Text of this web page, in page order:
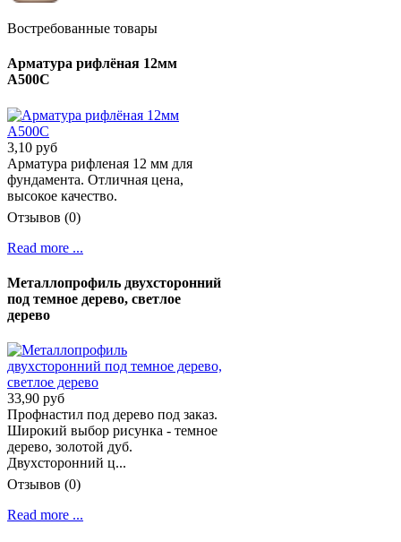
Востребованные товары
Арматура рифлёная 12мм
А500С
3,10 руб
Арматура рифленая 12 мм для
фундамента. Отличная цена,
высокое качество.
Отзывов (0)
Read more ...
Металлопрофиль двухсторонний
под темное дерево, светлое
дерево
33,90 руб
Профнастил под дерево под заказ.
Широкий выбор рисунка - темное
дерево, золотой дуб.
Двухсторонний ц...
Отзывов (0)
Read more ...